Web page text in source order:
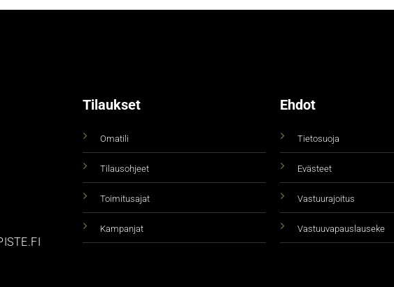
Tilaukset
Omatili
Tilausohjeet
Toimitusajat
Kampanjat
Ehdot
Tietosuoja
Evästeet
Vastuurajoitus
Vastuuvapauslauseke